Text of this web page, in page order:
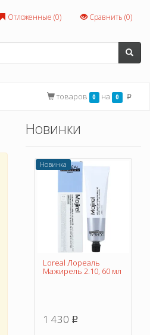
Отложенные (0) Сравнить (0)
товаров 0 на 0 p
Новинки
Новинка
Loreal Лореаль
Мажирель 2.10, 60 мл
1 430 p